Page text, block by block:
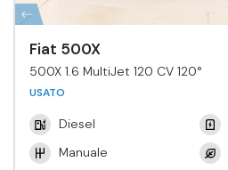
Fiat 500X
500X 1.6 MultiJet 120 CV 120°
USATO
Diesel
Manuale